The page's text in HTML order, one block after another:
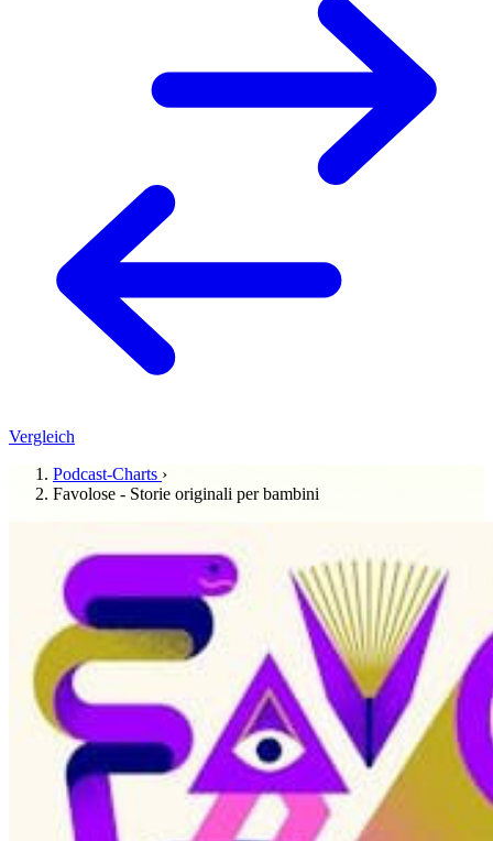
Vergleich
Podcast-Charts ›
Favolose - Storie originali per bambini